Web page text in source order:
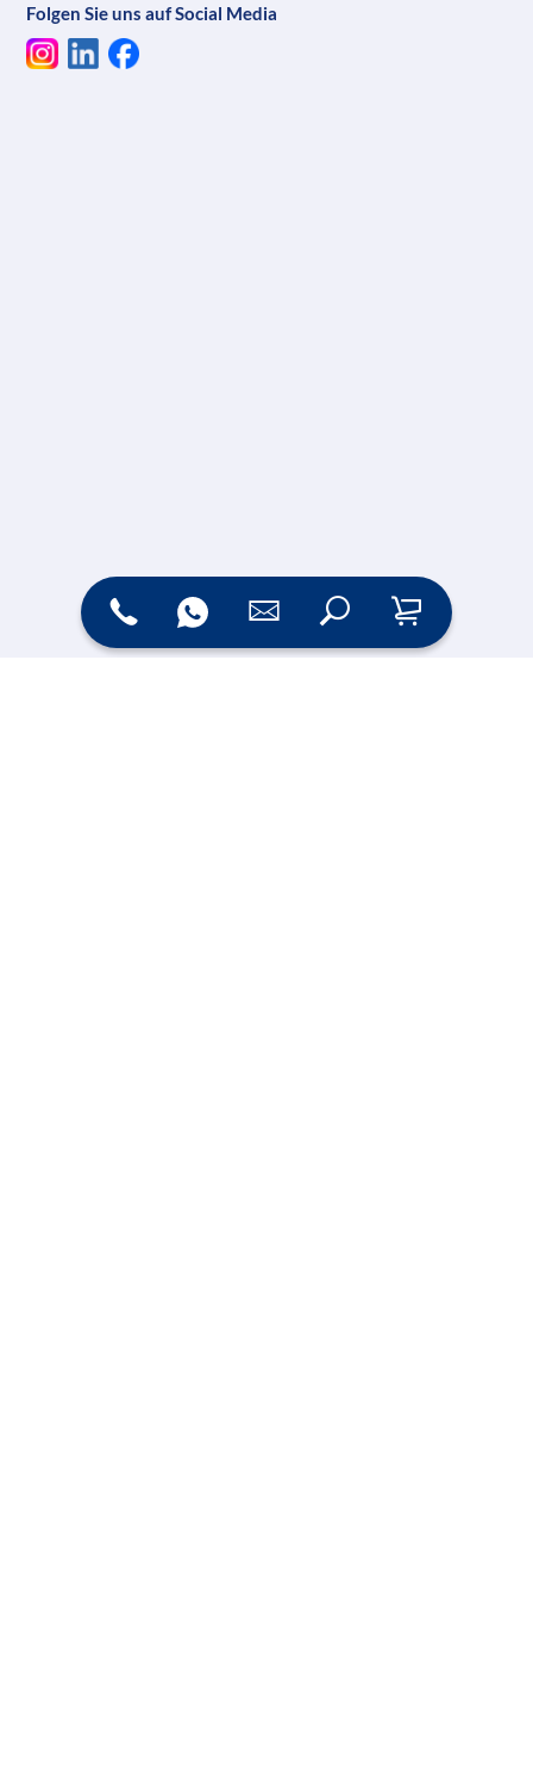
Folgen Sie uns auf Social Media